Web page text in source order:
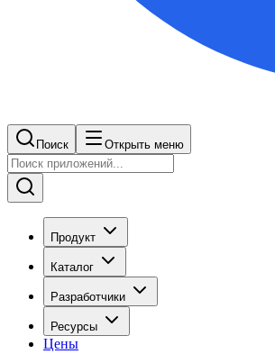
Поиск Открыть меню
Продукт
Каталог
Разработчики
Ресурсы
Цены